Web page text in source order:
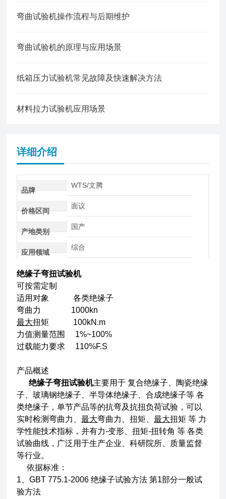
弯曲试验机操作流程与后期维护
弯曲试验机的原理与应用场景
纸箱压力试验机常见故障及快速解决方法
材料拉力试验机应用场景
详细介绍
品牌
WTS/文腾
价格区间
面议
产地类别
国产
应用领域
综合
绝缘子弯扭试验机
可按需定制
适用对象 各类绝缘子
弯曲力 1000kn
最大扭矩 100kN.m
力值测量范围 1%~100%
过载能力要求 110%F.S
产品概述
绝缘子弯扭试验机主要用于 复合绝缘子、陶瓷绝缘
子、玻璃钢绝缘子、半导体绝缘子、合成绝缘子等 各
类绝缘子，单节产品等的抗弯及抗扭负荷试验，可以
实时检测弯曲力、最大弯曲力、扭矩、最大扭矩 等 力
学性能技术指标，并有力-变形、扭矩-扭转角 等 各类
试验曲线，广泛用于生产企业、科研院所、质量监督
等行业。
依据标准：
1、GBT 775.1-2006 绝缘子试验方法 第1部分一般试
验方法